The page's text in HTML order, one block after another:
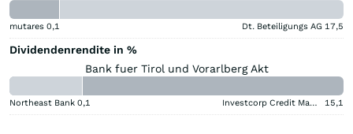
mutares 0,1 Dt. Beteiligungs AG 17,5
Dividendenrendite in %
Bank fuer Tirol und Vorarlberg Akt
Northeast Bank 0,1 Investcorp Credit Management BDC 15,1